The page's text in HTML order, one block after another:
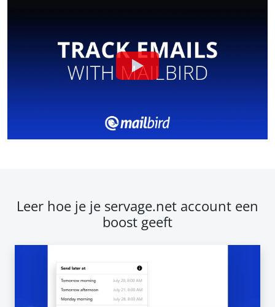
Leer hoe je je servage.net account een
boost geeft